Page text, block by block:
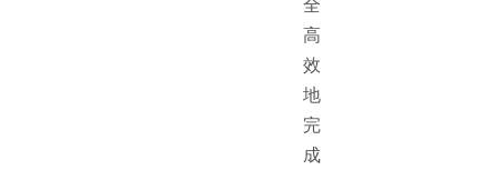
全
高
效
地
完
成